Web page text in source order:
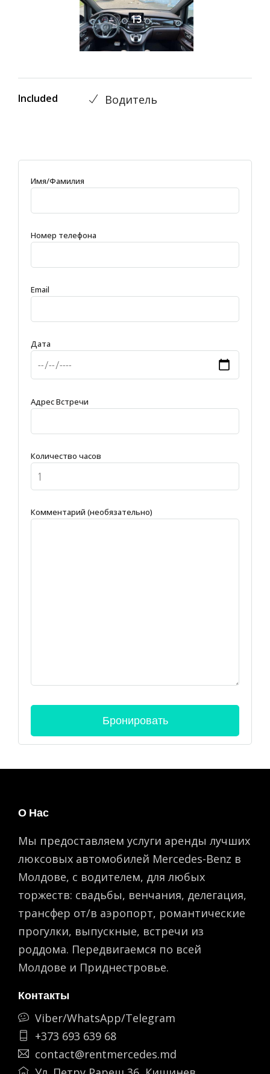
13
Included Водитель
Имя/Фамилия
Номер телефона
Email
Дата
Адрес Встречи
Количество часов
Комментарий (необязательно)
О Нас
Мы предоставляем услуги аренды лучших
люксовых автомобилей Mercedes-Benz в
Молдове, с водителем, для любых
торжеств: свадьбы, венчания, делегация,
трансфер от/в аэропорт, романтическиe
прогулки, выпускные, встречи из
роддома. Передвигаемся по всей
Молдове и Приднестровье.
Контакты
Viber/WhatsApp/Telegram
+373 693 639 68
contact@rentmercedes.md